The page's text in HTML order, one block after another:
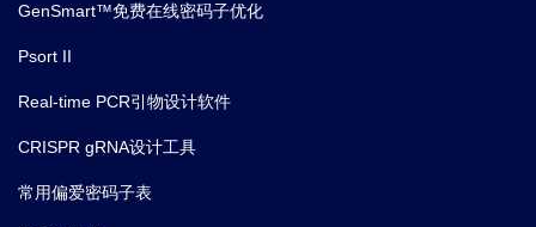
GenSmart™免费在线密码子优化
Psort II
Real-time PCR引物设计软件
CRISPR gRNA设计工具
常用偏爱密码子表